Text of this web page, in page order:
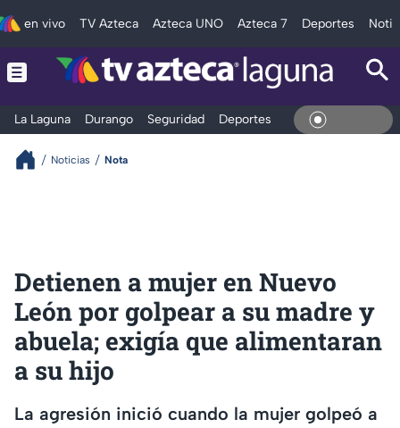
en vivo TV Azteca Azteca UNO Azteca 7 Deportes
La Laguna Durango Seguridad Deportes EntretenimientoEn Vivo
Noticias Nota
Detienen a mujer en Nuevo
León por golpear a su madre y
abuela; exigía que alimentaran
a su hijo
La agresión inició cuando la mujer golpeó a